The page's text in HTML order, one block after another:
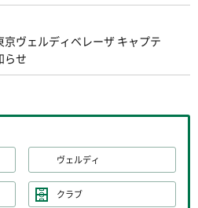
ヴェルディベレーザ キャプテ
らせ
ヴェルディ
クラブ